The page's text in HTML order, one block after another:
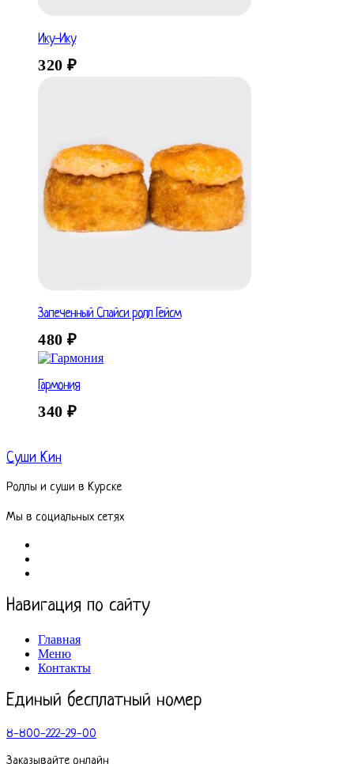
Ику-Ику
320₽
Запеченный Спайси ролл Гейсм
480₽
Гармония
340₽
Суши Кин
Роллы и суши в Курске
Мы в социальных сетях
Навигация по сайту
Главная
Меню
Контакты
Единый бесплатный номер
8-800-222-29-00
Заказывайте онлайн